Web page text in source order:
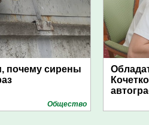
почему сирены
Общество